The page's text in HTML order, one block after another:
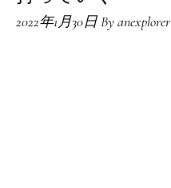
2022年1月30日Byanexplorer